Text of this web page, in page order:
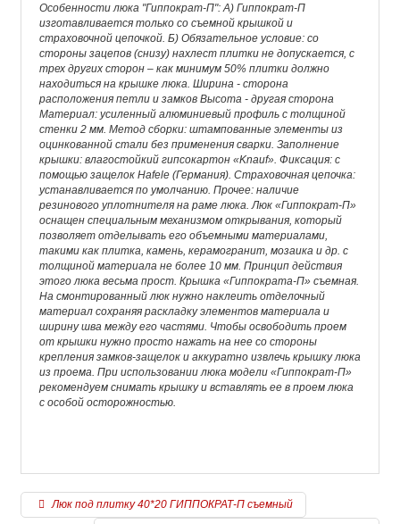
Особенности люка "Гиппократ-П": А) Гиппократ-П
изготавливается только со съемной крышкой и
страховочной цепочкой. Б) Обязательное условие: со
стороны зацепов (снизу) нахлест плитки не допускается, с
трех других сторон – как минимум 50% плитки должно
находиться на крышке люка. Ширина - сторона
расположения петли и замков Высота - другая сторона
Материал: усиленный алюминиевый профиль с толщиной
стенки 2 мм. Метод сборки: штампованные элементы из
оцинкованной стали без применения сварки. Заполнение
крышки: влагостойкий гипсокартон «Knauf». Фиксация: с
помощью защелок Hafele (Германия). Страховочная цепочка:
устанавливается по умолчанию. Прочее: наличие
резинового уплотнителя на раме люка. Люк «Гиппократ-П»
оснащен специальным механизмом открывания, который
позволяет отделывать его объемными материалами,
такими как плитка, камень, керамогранит, мозаика и др. с
толщиной материала не более 10 мм. Принцип действия
этого люка весьма прост. Крышка «Гиппократа-П» съемная.
На смонтированный люк нужно наклеить отделочный
материал сохраняя раскладку элементов материала и
ширину шва между его частями. Чтобы освободить проем
от крышки нужно просто нажать на нее со стороны
крепления замков-защелок и аккуратно извлечь крышку люка
из проема. При использовании люка модели «Гиппократ-П»
рекомендуем снимать крышку и вставлять ее в проем люка
с особой осторожностью.
Люк под плитку 40*20 ГИППОКРАТ-П съемный